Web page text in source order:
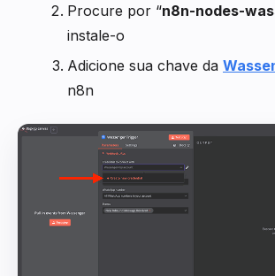
Procure por “n8n-nodes-
instale-o
Adicione sua chave da
n8n